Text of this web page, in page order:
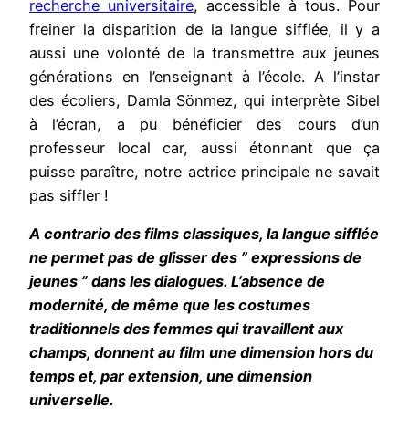
recherche universitaire, accessible à tous. Pour
freiner la disparition de la langue sifflée, il y a
aussi une volonté de la transmettre aux jeunes
générations en l’enseignant à l’école. A l’instar
des écoliers, Damla Sönmez, qui interprète Sibel
à l’écran, a pu bénéficier des cours d’un
professeur local car, aussi étonnant que ça
puisse paraître, notre actrice principale ne savait
pas siffler !
A contrario des films classiques, la langue sifflée
ne permet pas de glisser des ” expressions de
jeunes ” dans les dialogues. L’absence de
modernité, de même que les costumes
traditionnels des femmes qui travaillent aux
champs, donnent au film une dimension hors du
temps et, par extension, une dimension
universelle.